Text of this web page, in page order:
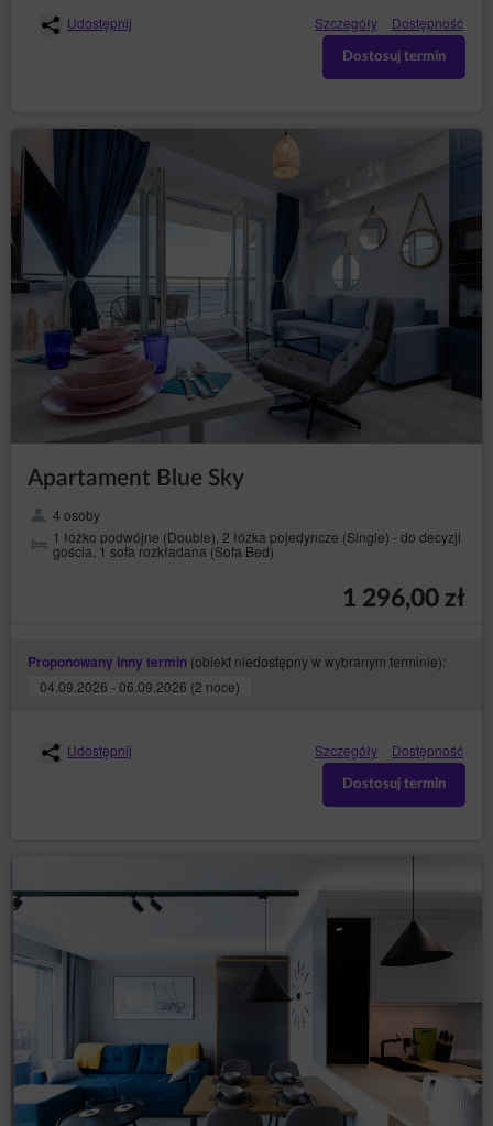
Udostępnij Szczegóły Dostępność
Dostosuj termin
Apartament Blue Sky
4 osoby
1 łóżko podwójne (Double), 2 łóżka pojedyncze (Single) - do decyzji
gościa, 1 sofa rozkładana (Sofa Bed)
1 296,00 zł
Proponowany inny termin (obiekt niedostępny w wybranym terminie):
04.09.2026 - 06.09.2026 (2 noce)
Udostępnij Szczegóły Dostępność
Dostosuj termin